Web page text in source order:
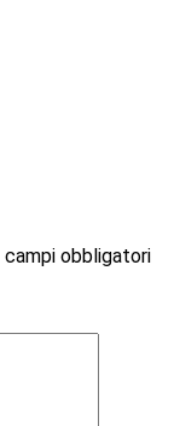
campi obbligatori